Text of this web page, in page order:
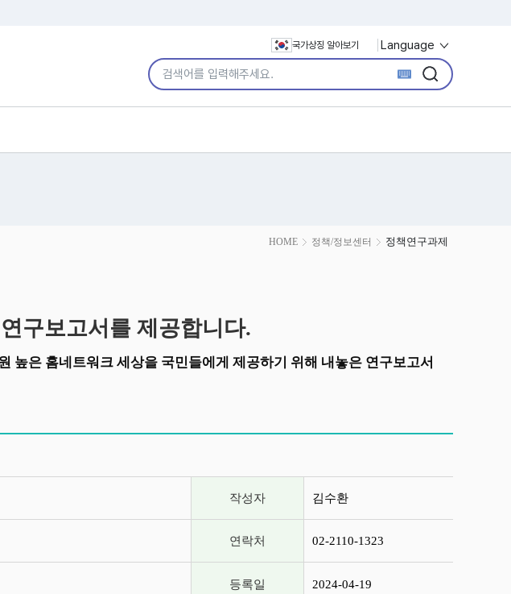
국가상징 알아보기 Language
통합검색어 입력
검색
검색
HOME 정책/정보센터 정책연구과제
구보고서를 제공합니다.
높은 홈네트워크 세상을 국민들에게 제공하기 위해 내놓은 연구보고서
작성자 김수환
연락처 02-2110-1323
등록일 2024-04-19